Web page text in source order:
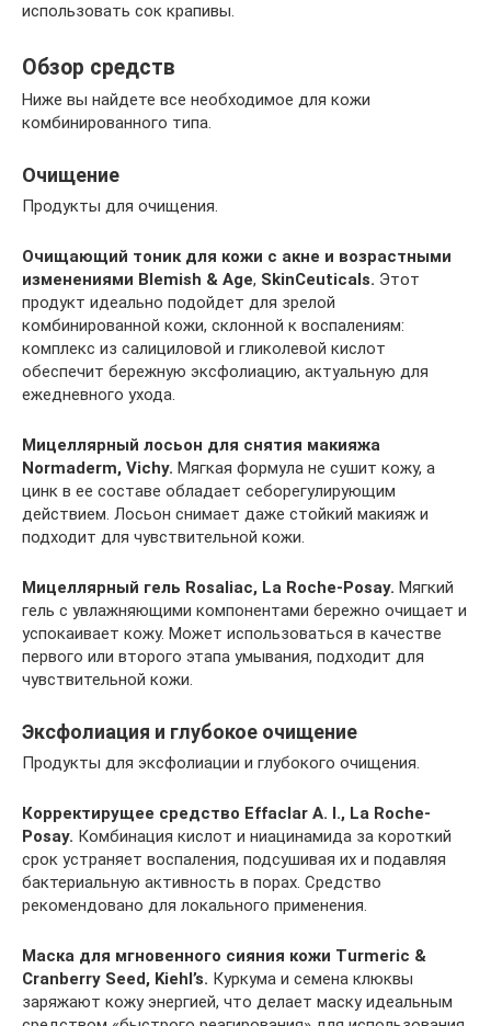
использовать сок крапивы.
Обзор средств
Ниже вы найдете все необходимое для кожи
комбинированного типа.
Очищение
Продукты для очищения.
Очищающий тоник для кожи с акне и возрастными
изменениями Blemish & Age, SkinCeuticals. Этот
продукт идеально подойдет для зрелой
комбинированной кожи, склонной к воспалениям:
комплекс из салициловой и гликолевой кислот
обеспечит бережную эксфолиацию, актуальную для
ежедневного ухода.
Мицеллярный лосьон для снятия макияжа
Normaderm, Vichy. Мягкая формула не сушит кожу, а
цинк в ее составе обладает себорегулирующим
действием. Лосьон снимает даже стойкий макияж и
подходит для чувствительной кожи.
Мицеллярный гель Rosaliac, La Roche-Posay. Мягкий
гель с увлажняющими компонентами бережно очищает и
успокаивает кожу. Может использоваться в качестве
первого или второго этапа умывания, подходит для
чувствительной кожи.
Эксфолиация и глубокое очищение
Продукты для эксфолиации и глубокого очищения.
Корректирущее средство Effaclar A. I., La Roche-
Posay. Комбинация кислот и ниацинамида за короткий
срок устраняет воспаления, подсушивая их и подавляя
бактериальную активность в порах. Средство
рекомендовано для локального применения.
Маска для мгновенного сияния кожи Turmeric &
Cranberry Seed, Kiehl’s. Куркума и семена клюквы
заряжают кожу энергией, что делает маску идеальным